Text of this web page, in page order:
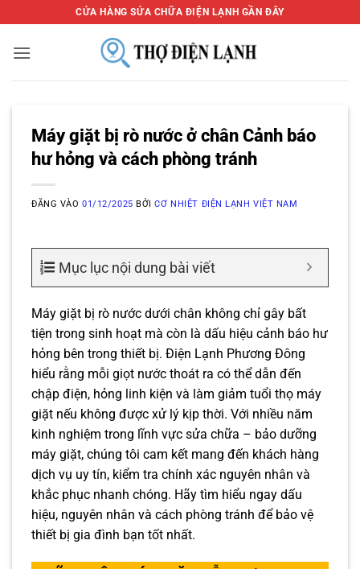
qua
nội
CỬA HÀNG SỬA CHỮA ĐIỆN LẠNH GẦN ĐÂY
Máy giặt bị rò nước ở chân Cảnh báo
hư hỏng và cách phòng tránh
ĐĂNG VÀO01/12/2025 BỞICƠ NHIỆT ĐIỆN LẠNH VIỆT NAM
Mục lục nội dung bài viết
Máy giặt bị rò nước dưới chân không chỉ gây bất
tiện trong sinh hoạt mà còn là dấu hiệu cảnh báo hư
hỏng bên trong thiết bị. Điện Lạnh Phương Đông
hiểu rằng mỗi giọt nước thoát ra có thể dẫn đến
chập điện, hỏng linh kiện và làm giảm tuổi thọ máy
giặt nếu không được xử lý kịp thời. Với nhiều năm
kinh nghiệm trong lĩnh vực sửa chữa – bảo dưỡng
máy giặt, chúng tôi cam kết mang đến khách hàng
dịch vụ uy tín, kiểm tra chính xác nguyên nhân và
khắc phục nhanh chóng. Hãy tìm hiểu ngay dấu
hiệu, nguyên nhân và cách phòng tránh để bảo vệ
thiết bị gia đình bạn tốt nhất.